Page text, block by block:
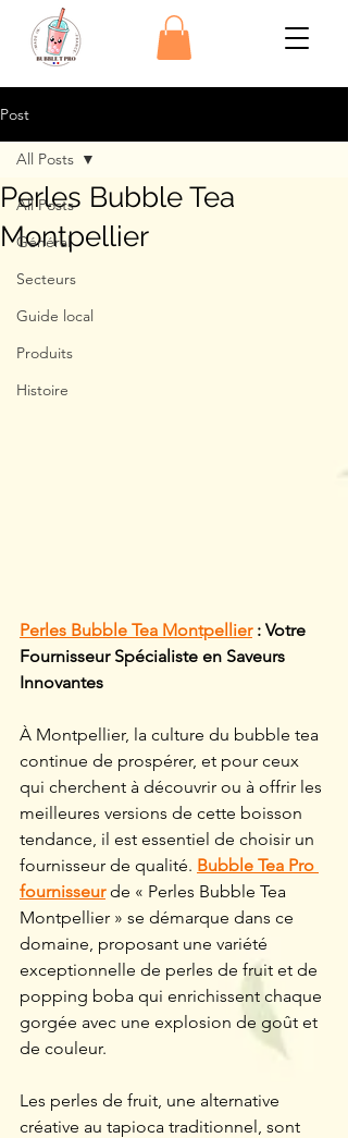
Post
All Posts
Général
Secteurs
Guide local
Produits
Histoire
All Posts
Perles Bubble Tea
Montpellier
Perles Bubble Tea Montpellier : Votre
Fournisseur Spécialiste en Saveurs
Innovantes
À Montpellier, la culture du bubble tea
continue de prospérer, et pour ceux
qui cherchent à découvrir ou à offrir les
meilleures versions de cette boisson
tendance, il est essentiel de choisir un
fournisseur de qualité. Bubble Tea Pro
fournisseur de « Perles Bubble Tea
Montpellier » se démarque dans ce
domaine, proposant une variété
exceptionnelle de perles de fruit et de
popping boba qui enrichissent chaque
gorgée avec une explosion de goût et
de couleur.
Les perles de fruit, une alternative
créative au tapioca traditionnel, sont